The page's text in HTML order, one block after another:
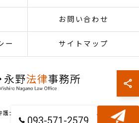
お問い合わせ
ー サイトマップ
士なら三代・永野法律事務所 ALL RIGHTS